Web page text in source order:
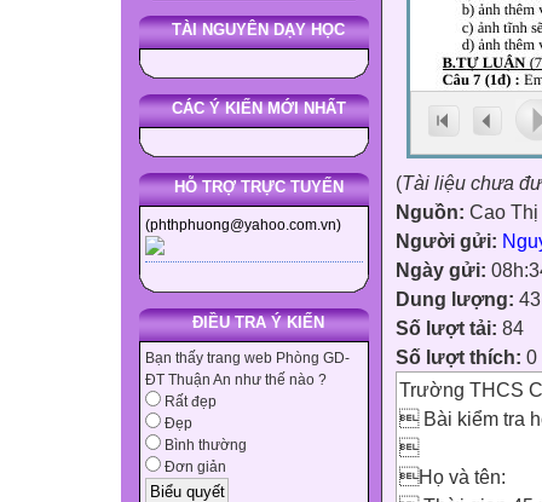
TÀI NGUYÊN DẠY HỌC
CÁC Ý KIẾN MỚI NHẤT
HỖ TRỢ TRỰC TUYẾN
(phthphuong@yahoo.com.vn)
ĐIỀU TRA Ý KIẾN
Bạn thấy trang web Phòng GD-
ĐT Thuận An như thế nào ?
Rất đẹp
Đẹp
Bình thường
Đơn giản
(Tài liệu chưa
Nguồn: Cao Thị
Người gửi:
Ngày gửi:
Dung lượng:
Số lượt tải: 84
Số lượt thích: 0
Trường THCS
 Bài kiểm tra

Họ và tên: